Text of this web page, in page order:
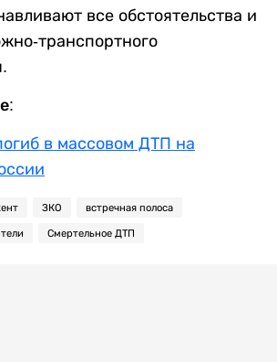
все обстоятельства и
транспортного
в массовом ДТП на
ЗКО встречная полоса
Смертельное ДТП